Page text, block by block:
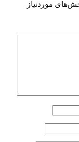
موردنیاز